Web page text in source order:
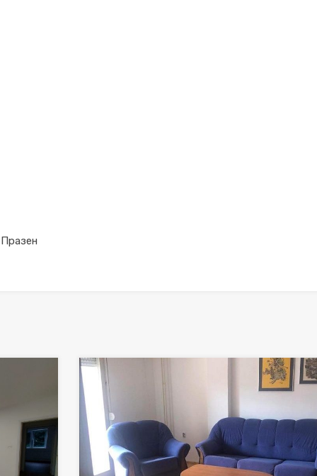
Празен